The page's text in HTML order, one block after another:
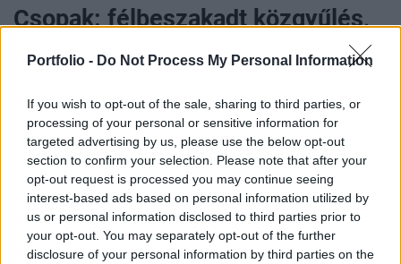
Portfolio - Do Not Process My Personal Information
If you wish to opt-out of the sale, sharing to third parties, or
processing of your personal or sensitive information for
targeted advertising by us, please use the below opt-out
section to confirm your selection. Please note that after your
opt-out request is processed you may continue seeing
interest-based ads based on personal information utilized by
us or personal information disclosed to third parties prior to
your opt-out. You may separately opt-out of the further
disclosure of your personal information by third parties on the
Csopak: félbeszakadt közgyűlés,
nyilvános ajánlatra várva
2001. szeptember 26. 09:43
Félbeszakadt a Csopak Rt. tegnap tartott
közgyűlése, ahol többek között sajátrészvény
vásárlásról dönthettek volna a részvényesek. A
vásárlás nyilvános ajánlattételi kötelezettséggel
járna, amit minden bizonnyal a BÉT-ről történő